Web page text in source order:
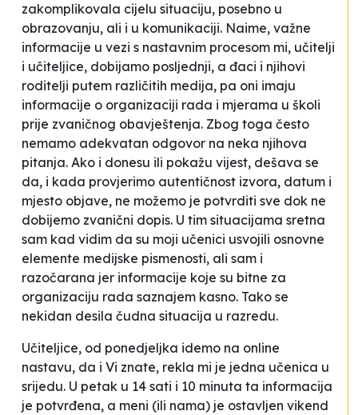
zakomplikovala cijelu situaciju, posebno u
obrazovanju, ali i u komunikaciji. Naime, važne
informacije u vezi s nastavnim procesom mi, učitelji
i učiteljice, dobijamo posljednji, a đaci i njihovi
roditelji putem različitih medija, pa oni imaju
informacije o organizaciji rada i mjerama u školi
prije zvaničnog obavještenja. Zbog toga često
nemamo adekvatan odgovor na neka njihova
pitanja. Ako i donesu ili pokažu vijest, dešava se
da, i kada provjerimo autentičnost izvora, datum i
mjesto objave, ne možemo je potvrditi sve dok ne
dobijemo zvanični dopis. U tim situacijama sretna
sam kad vidim da su moji učenici usvojili osnovne
elemente medijske pismenosti, ali sam i
razočarana jer informacije koje su bitne za
organizaciju rada saznajem kasno. Tako se
nekidan desila čudna situacija u razredu.
Učiteljice, od ponedjeljka idemo na online
nastavu, da i Vi znate, rekla mi je jedna učenica u
srijedu. U petak u 14 sati i 10 minuta ta informacija
je potvrđena, a meni (ili nama) je ostavljen vikend